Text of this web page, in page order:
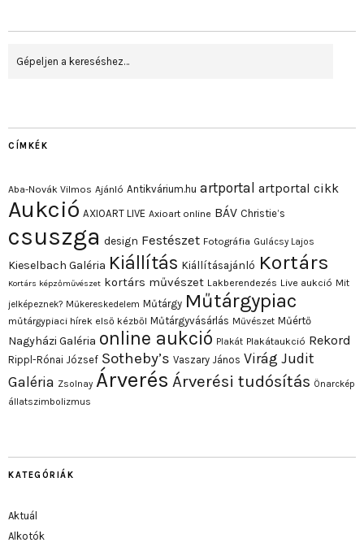
CÍMKÉK
Aba-Novák Vilmos Ajánló Antikvárium.hu artportal artportal cikk
Aukció AXIOART LIVE Axioart online BÁV Christie’s
csuszga design Festészet Fotográfia Gulácsy Lajos
Kieselbach Galéria Kiállítás Kiállításajánló Kortárs
Kortárs képzőművészet kortárs művészet Lakberendezés Live aukció Mit
jelképeznek? Műkereskedelem Műtárgy Műtárgypiac
műtárgypiaci hírek első kézből Műtárgyvásárlás Művészet Műértő
Nagyházi Galéria online aukció Plakát Plakátaukció Rekord
Rippl-Rónai József Sotheby’s Vaszary János Virág Judit
Galéria Zsolnay Árverés Árverési tudósítás Önarckép
állatszimbolizmus
KATEGÓRIÁK
Aktuál
Alkotók